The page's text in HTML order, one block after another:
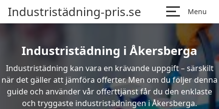
Industristädning-pris.se Menu
Industristädning i Åkersberga
Industristädning kan vara en krävande uppgift – särskilt
när det gäller att jämföra offerter. Men om du följer denna
guide och använder vår offerttjänst får du den enklaste
och tryggaste industristädningen i Åkersberga.